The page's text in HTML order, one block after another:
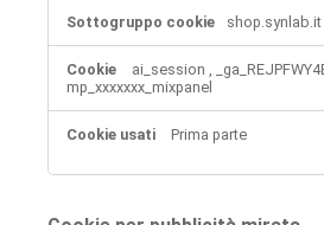
shop.synlab.it
ai_session,
mp_xxxxxxx_mixpanel
Prima parte